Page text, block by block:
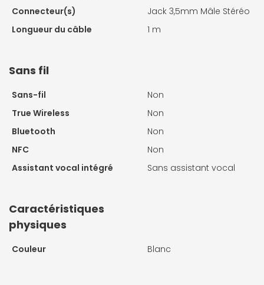
Connecteur(s)
Jack 3,5mm Mâle Stéréo
Longueur du câble
1 m
Sans fil
Sans-fil
Non
True Wireless
Non
Bluetooth
Non
NFC
Non
Assistant vocal intégré
Sans assistant vocal
Caractéristiques
physiques
Couleur Blanc